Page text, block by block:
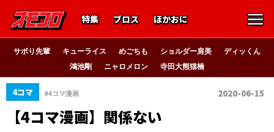
特集 ブロス ほかおに
サボり先輩 キューライス めごちも ショルダー肩美
ディッくん
鴻池剛
ニャロメロン 寺田大熊猫楠
4コマ #4コマ漫画 2020-06-15
【4コマ漫画】関係ない